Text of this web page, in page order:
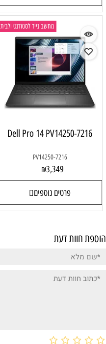
מחשב נייד לסטודנט ולבית
Dell Pro 14 PV14250-7216
PV14250-7216
₪3,349
פרטים נוספים
הוספת חוות דעת